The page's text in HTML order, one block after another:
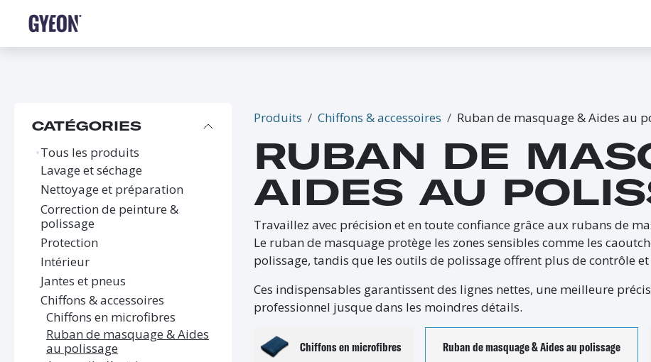
CATÉGORIES
Tous les produits
Lavage et séchage
Nettoyage et préparation
Correction de peinture &
polissage
Protection
Intérieur
Jantes et pneus
Chiffons & accessoires
Chiffons en microfibres
Ruban de masquage & Aides
au polissage
Produits Chiffons & accessoires Ruban de masquage & Aides au
RUBAN DE
AIDES AU
Travaillez avec précision et en toute confiance grâce aux rubans de
Le ruban de masquage protège les zones sensibles comme les
polissage, tandis que les outils de polissage offrent plus de contrôle
Ces indispensables garantissent des lignes nettes, une meilleure
professionnel jusque dans les moindres détails.
Chiffons en microfibres Ruban de masquage & Aides au polissage